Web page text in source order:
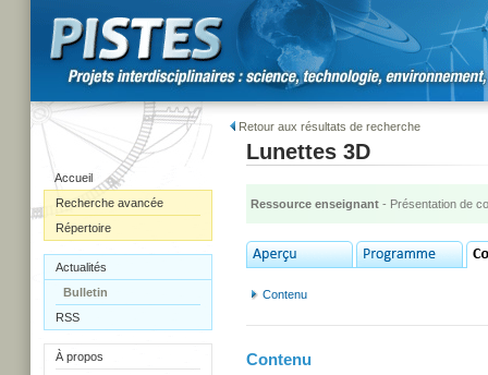
Accueil
Recherche avancée
Répertoire
Actualités
Bulletin
RSS
À propos
Retour aux résultats de recherche
Lunettes 3D
Ressource enseignant - Présentation de
Contenu
Contenu